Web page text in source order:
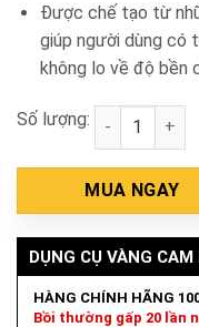
Được chế tạo từ
giúp người dùng có
không lo về độ bền
Số lượng: Dao rọc
MUA NGAY
DỤNG CỤ VÀNG CAM
HÀNG CHÍNH HÃNG
Bồi thường gấp 20 lần